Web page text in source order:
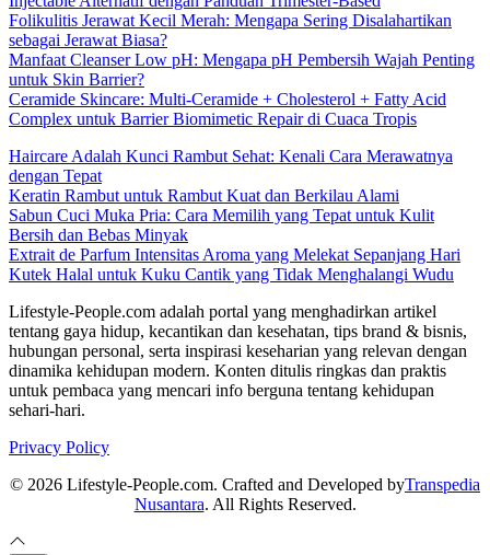
Folikulitis Jerawat Kecil Merah: Mengapa Sering Disalahartikan
sebagai Jerawat Biasa?
Manfaat Cleanser Low pH: Mengapa pH Pembersih Wajah Penting
untuk Skin Barrier?
Ceramide Skincare: Multi-Ceramide + Cholesterol + Fatty Acid
Complex untuk Barrier Biomimetic Repair di Cuaca Tropis
Haircare Adalah Kunci Rambut Sehat: Kenali Cara Merawatnya
dengan Tepat
Keratin Rambut untuk Rambut Kuat dan Berkilau Alami
Sabun Cuci Muka Pria: Cara Memilih yang Tepat untuk Kulit
Bersih dan Bebas Minyak
Extrait de Parfum Intensitas Aroma yang Melekat Sepanjang Hari
Kutek Halal untuk Kuku Cantik yang Tidak Menghalangi Wudu
Lifestyle-People.com adalah portal yang menghadirkan artikel
tentang gaya hidup, kecantikan dan kesehatan, tips brand & bisnis,
hubungan personal, serta inspirasi keseharian yang relevan dengan
dinamika kehidupan modern. Konten ditulis ringkas dan praktis
untuk pembaca yang mencari info berguna tentang kehidupan
sehari-hari.
Privacy Policy
© 2026 Lifestyle-People.com. Crafted and Developed byTranspedia
Nusantara. All Rights Reserved.